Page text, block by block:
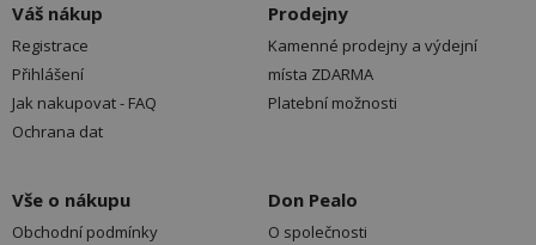
Váš nákup
Registrace
Přihlášení
Jak nakupovat - FAQ
Ochrana dat
Prodejny
Kamenné prodejny a výdejní
místa ZDARMA
Platební možnosti
Vše o nákupu
Obchodní podmínky
Don Pealo
O společnosti